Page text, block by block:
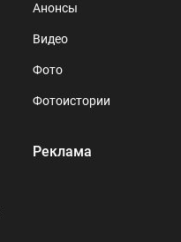
Анонсы
Видео
Фото
Фотоистории
Реклама